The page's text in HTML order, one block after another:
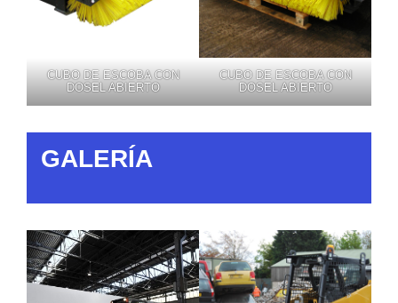
CUBO DE ESCOBA CON
DOSEL ABIERTO
CUBO DE ESCOBA CON
DOSEL ABIERTO
GALERÍA